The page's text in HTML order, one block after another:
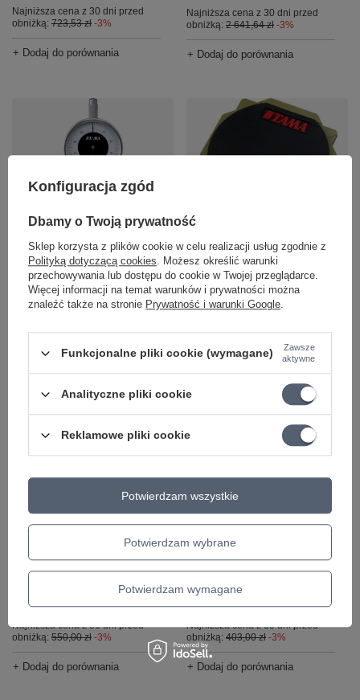
Najniższa cena z 30 dni przed
obniżką: 723,53 zł -3%
+ Dodaj do porównania
Najniższa cena z 30 dni przed
obniżką: 2 641,64 zł -3%
+ Dodaj do porównania
Stroik do perkusji Tama
TW100
533,07 zł
Najniższa cena z 30 dni przed
+ Dodaj do porównania
Pad perkusyjny 7″ do
ćwiczeń Tama TDP7S
256,74 zł
Statyw perkusyjny Tama
HC83BW oadpro Boom
Cymbal Stand
Najniższa cena z 30 dni przed
obniżką: 550,00 zł -3%
+ Dodaj do porównania
CHWILOWO NIEDOSTĘPNY
Statyw perkusyjny Tama
CCA30 Cymbal Holder +
Multiclamp
390,91 zł
Najniższa cena z 30 dni przed
obniżką: 403,00 zł -3%
+ Dodaj do porównania
Konfiguracja zgód
Dbamy o Twoją prywatność
Sklep korzysta z plików cookie w celu realizacji usług zgodnie z
Polityką dotyczącą cookies. Możesz określić warunki
przechowywania lub dostępu do cookie w Twojej przeglądarce.
Więcej informacji na temat warunków i prywatności można
znaleźć także na stronie Prywatność i warunki Google.
Funkcjonalne pliki cookie (wymagane)
Zawsze
aktywne
Analityczne pliki cookie
Reklamowe pliki cookie
Potwierdzam wybrane
Potwierdzam wymagane
Potwierdzam wszystkie